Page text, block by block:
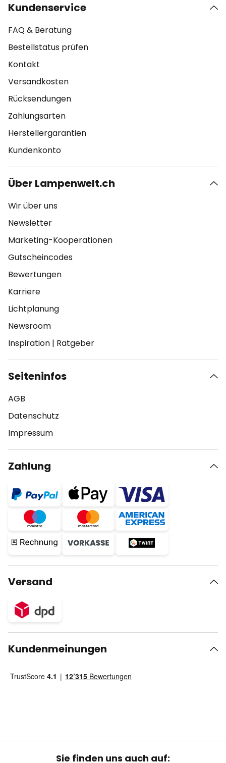
Kundenservice
FAQ & Beratung
Bestellstatus prüfen
Kontakt
Versandkosten
Rücksendungen
Zahlungsarten
Herstellergarantien
Kundenkonto
Über Lampenwelt.ch
Wir über uns
Newsletter
Marketing-Kooperationen
Gutscheincodes
Bewertungen
Karriere
Lichtplanung
Newsroom
Inspiration | Ratgeber
Seiteninfos
AGB
Datenschutz
Impressum
Zahlung
Versand
Kundenmeinungen
Sie finden uns auch auf: